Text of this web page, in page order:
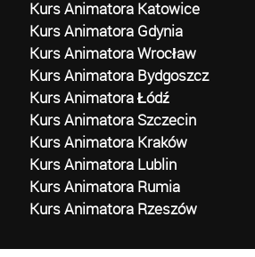
Kurs Animatora Katowice
Kurs Animatora Gdynia
Kurs Animatora Wrocław
Kurs Animatora Bydgoszcz
Kurs Animatora Łódź
Kurs Animatora Szczecin
Kurs Animatora Kraków
Kurs Animatora Lublin
Kurs Animatora Rumia
Kurs Animatora Rzeszów